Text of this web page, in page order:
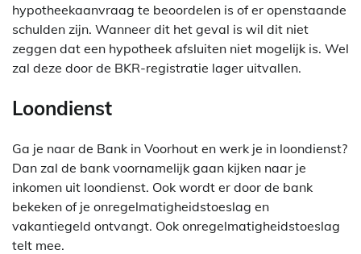
hypotheekaanvraag te beoordelen is of er openstaande
schulden zijn. Wanneer dit het geval is wil dit niet
zeggen dat een hypotheek afsluiten niet mogelijk is. Wel
zal deze door de BKR-registratie lager uitvallen.
Loondienst
Ga je naar de Bank in Voorhout en werk je in loondienst?
Dan zal de bank voornamelijk gaan kijken naar je
inkomen uit loondienst. Ook wordt er door de bank
bekeken of je onregelmatigheidstoeslag en
vakantiegeld ontvangt. Ook onregelmatigheidstoeslag
telt mee.